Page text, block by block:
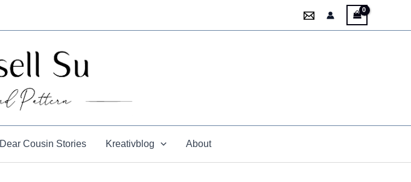
Dear Cousin Stories Kreativblog About